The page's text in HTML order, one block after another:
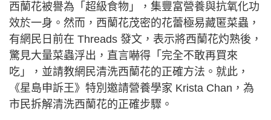
西蘭花被譽為「超級食物」，集豐富營養與抗氧化功
效於一身。然而，西蘭花茂密的花蕾極易藏匿菜蟲，
有網民日前在 Threads 發文，表示將西蘭花灼熟後，
驚見大量菜蟲浮出，直言嚇得「完全不敢再買來
吃」，並請教網民清洗西蘭花的正確方法。就此，
《星島申訴王》特別邀請營養學家 Krista Chan，為
市民拆解清洗西蘭花的正確步驟。